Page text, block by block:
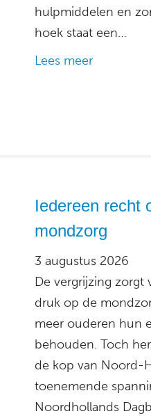
hulpmiddelen en
hoek staat een…
Lees meer
Iedereen recht
mondzorg
3 augustus 2026
De vergrijzing zorgt
druk op de
meer ouderen hun
behouden. Toch
de kop van Noord-
toenemende
Noordhollands